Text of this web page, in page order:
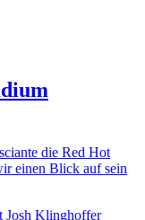
die Red Hot
einen Blick auf sein